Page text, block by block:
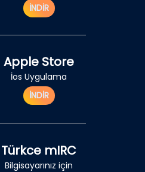
İNDİR
Apple Store
İos Uygulama
İNDİR
Türkce mIRC
Bilgisayarınız için